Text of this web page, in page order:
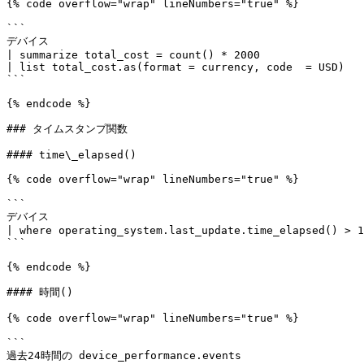
{% code overflow="wrap" lineNumbers="true" %}
```
デバイス
| summarize total_cost = count() * 2000
| list total_cost.as(format = currency, code  = USD)
```
{% endcode %}
### タイムスタンプ関数
#### time\_elapsed()
{% code overflow="wrap" lineNumbers="true" %}
```
デバイス
| where operating_system.last_update.time_elapsed() >
```
{% endcode %}
#### 時間()
{% code overflow="wrap" lineNumbers="true" %}
```
過去24時間の device_performance.events